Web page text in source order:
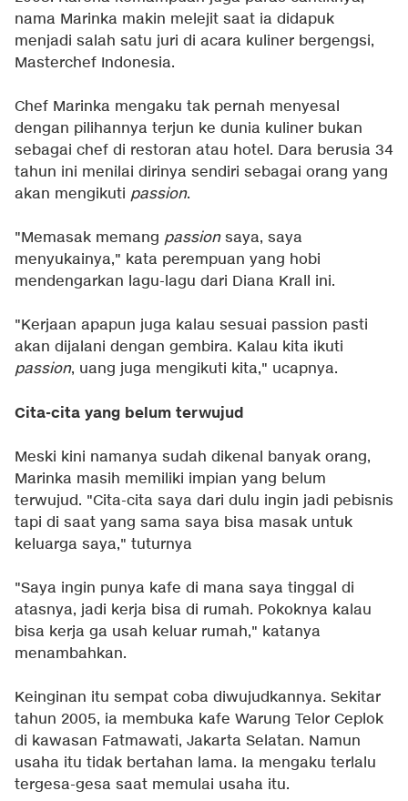
nama Marinka makin melejit saat ia didapuk
menjadi salah satu juri di acara kuliner bergengsi,
Masterchef Indonesia.
Chef Marinka mengaku tak pernah menyesal
dengan pilihannya terjun ke dunia kuliner bukan
sebagai chef di restoran atau hotel. Dara berusia 34
tahun ini menilai dirinya sendiri sebagai orang yang
akan mengikuti passion.
"Memasak memang passionsaya, saya
menyukainya," kata perempuan yang hobi
mendengarkan lagu-lagu dari Diana Krall ini.
"Kerjaan apapun juga kalau sesuai passion pasti
akan dijalani dengan gembira. Kalau kita ikuti
passion, uang juga mengikuti kita," ucapnya.
Cita-cita yang belum terwujud
Meski kini namanya sudah dikenal banyak orang,
Marinka masih memiliki impian yang belum
terwujud. "Cita-cita saya dari dulu ingin jadi pebisnis
tapi di saat yang sama saya bisa masak untuk
keluarga saya," tuturnya
"Saya ingin punya kafe di mana saya tinggal di
atasnya, jadi kerja bisa di rumah. Pokoknya kalau
bisa kerja ga usah keluar rumah," katanya
menambahkan.
Keinginan itu sempat coba diwujudkannya. Sekitar
tahun 2005, ia membuka kafe Warung Telor Ceplok
di kawasan Fatmawati, Jakarta Selatan. Namun
usaha itu tidak bertahan lama. Ia mengaku terlalu
tergesa-gesa saat memulai usaha itu.